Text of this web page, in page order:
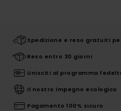
Spedizione e reso gratuiti
Reso entro 30 giorni
Unisciti al programma
Il nostro impegno ecologico
Pagamento 100% sicuro